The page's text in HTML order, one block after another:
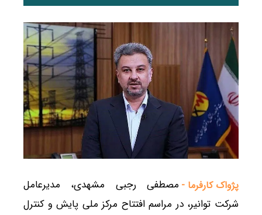
پژواک کارفرما - مصطفی رجبی مشهدی، مدیرعامل
شرکت توانیر، در مراسم افتتاح مرکز ملی پایش و کنترل